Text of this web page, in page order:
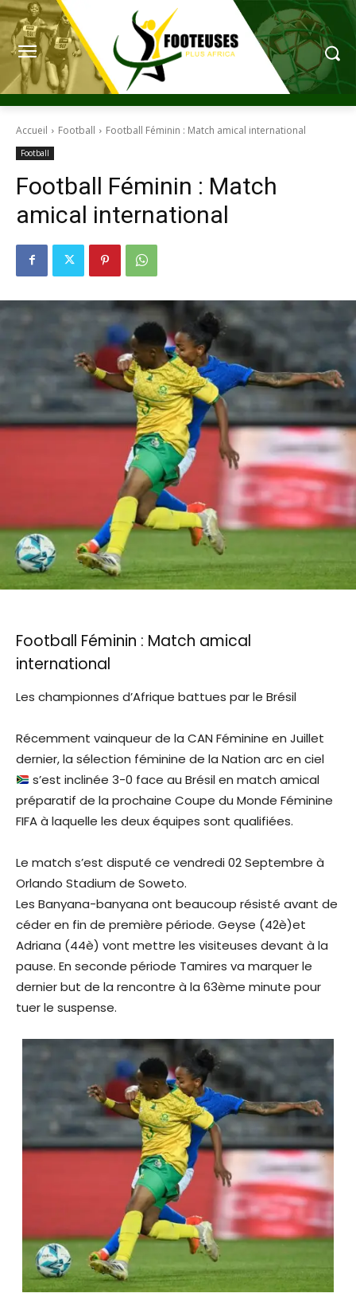
Accueil Football Football Féminin : Match amical international
Football
Football Féminin : Match
amical international
Football Féminin : Match amical
international
Les championnes d’Afrique battues par le Brésil
Récemment vainqueur de la CAN Féminine en Juillet
dernier, la sélection féminine de la Nation arc en ciel
s’est inclinée 3-0 face au Brésil en match amical
préparatif de la prochaine Coupe du Monde Féminine
FIFA à laquelle les deux équipes sont qualifiées.
Le match s’est disputé ce vendredi 02 Septembre à
Orlando Stadium de Soweto.
Les Banyana-banyana ont beaucoup résisté avant de
céder en fin de première période. Geyse (42è)et
Adriana (44è) vont mettre les visiteuses devant à la
pause. En seconde période Tamires va marquer le
dernier but de la rencontre à la 63ème minute pour
tuer le suspense.